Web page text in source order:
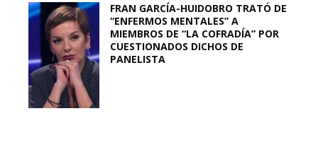
FRAN GARCÍA-HUIDOBRO TRATÓ DE
“ENFERMOS MENTALES” A
MIEMBROS DE “LA COFRADÍA” POR
CUESTIONADOS DICHOS DE
PANELISTA